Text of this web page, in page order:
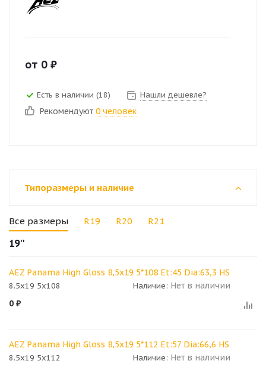
от 0 ₽
Есть в наличии (18) Нашли дешевле?
Рекомендуют 0 человек
Типоразмеры и наличие
Все размеры R19 R20 R21
19''
AEZ Panama High Gloss 8,5x19 5*108 Et:45 Dia:63,3 HS
8.5x19 5x108 Наличие: Нет в наличии
0 ₽
AEZ Panama High Gloss 8,5x19 5*112 Et:57 Dia:66,6 HS
8.5x19 5x112 Наличие: Нет в наличии